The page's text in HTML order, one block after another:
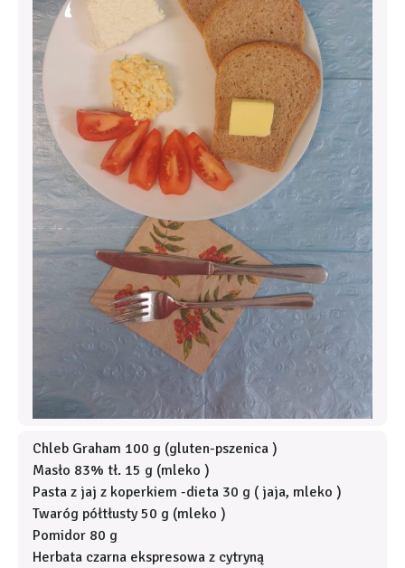
Chleb Graham 100 g (gluten-pszenica )
Masło 83% tł. 15 g (mleko )
Pasta z jaj z koperkiem -dieta 30 g ( jaja, mleko )
Twaróg półtłusty 50 g (mleko )
Pomidor 80 g
Herbata czarna ekspresowa z cytryną